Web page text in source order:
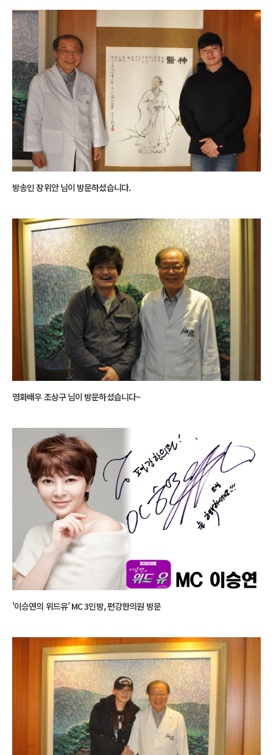
방송인 장위안 님이 방문하셨습니다.
영화배우 조상구 님이 방문하셨습니다~
'이승연의 위드유' MC 3인방, 편강한의원 방문